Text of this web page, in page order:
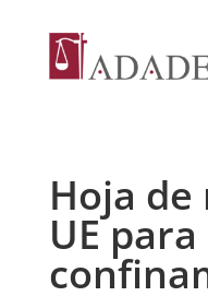
Hoja
UE